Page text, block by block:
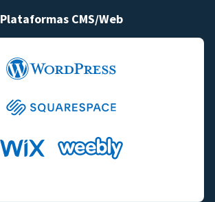
Plataformas CMS/Web